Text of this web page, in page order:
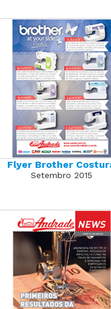
Flyer Brother
Setembro 2015